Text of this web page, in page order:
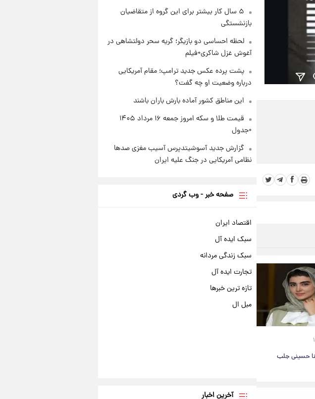
حسینی جلب
۵ سال کار بیشتر برای این گروه از متقاضیان
بازنشستگی
لحظه احساسی دو بازیگر؛ گریه سحر دولتشاهی در
آغوش غزل شاکری+فیلم
پشت پرده عکس جدید ترامپ؛ مقام آمریکایی
درباره وضعیت او چه گفت؟
این مناطق کشور آماده بارش باران باشند
قیمت طلا و سکه امروز جمعه ۱۶ مرداد ۱۴۰۵
+جدول
گزارش جدید آسوشیتدپرس آسیب مغزی صدها
نظامی آمریکایی در جنگ علیه ایران
صفحه خبر - وب گردی
اقتصاد ایران
سبک ایده آل
سبک زندگی مردانه
تجارت ایده آل
تازه ترین خبرها
مبل ال
آخرین اخبار